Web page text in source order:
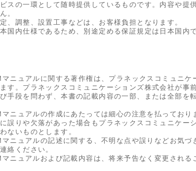
スの一環として随時提供しているものです。内容や提
。
、調整、設置工事などは、お客様負担となります。
国内仕様であるため、別途定める保証規定は日本国内
ニュアルに関する著作権は、プラネックスコミュニケ
す。プラネックスコミュニケーションズ株式会社が事
手段を問わず、本書の記載内容の一部、または全部を
ニュアルの作成にあたっては細心の注意を払っており
誤りや欠落があった場合もプラネックスコミュニケー
ないものとします。
ニュアルの記述に関する、不明な点や誤りなどお気づ
絡ください。
ニュアルおよび記載内容は、将来予告なく変更される